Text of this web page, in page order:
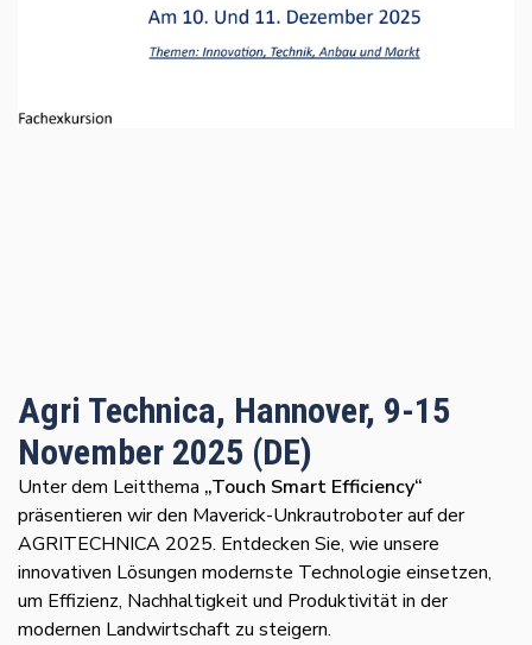
Agri Technica, Hannover, 9-15
November 2025 (DE)
Unter dem Leitthema „Touch Smart Efficiency“
präsentieren wir den Maverick-Unkrautroboter auf der
AGRITECHNICA 2025. Entdecken Sie, wie unsere
innovativen Lösungen modernste Technologie einsetzen,
um Effizienz, Nachhaltigkeit und Produktivität in der
modernen Landwirtschaft zu steigern.